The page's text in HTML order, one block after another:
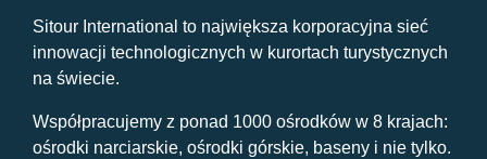
Sitour International to największa korporacyjna sieć
innowacji technologicznych w kurortach turystycznych
na świecie.
Współpracujemy z ponad 1000 ośrodków w 8 krajach:
ośrodki narciarskie, ośrodki górskie, baseny i nie tylko.